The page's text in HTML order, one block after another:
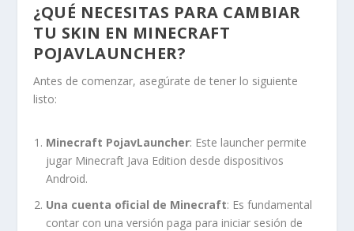
¿QUÉ NECESITAS PARA CAMBIAR
TU SKIN EN MINECRAFT
POJAVLAUNCHER?
Antes de comenzar, asegúrate de tener lo siguiente
listo:
Minecraft PojavLauncher: Este launcher permite
jugar Minecraft Java Edition desde dispositivos
Android.
Una cuenta oficial de Minecraft: Es fundamental
contar con una versión paga para iniciar sesión de